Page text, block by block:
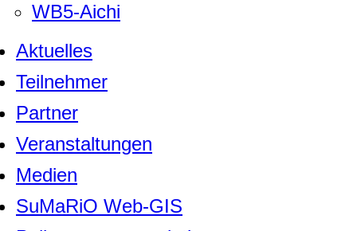
WB5-Aichi
Aktuelles
Teilnehmer
Partner
Veranstaltungen
Medien
SuMaRiO Web-GIS